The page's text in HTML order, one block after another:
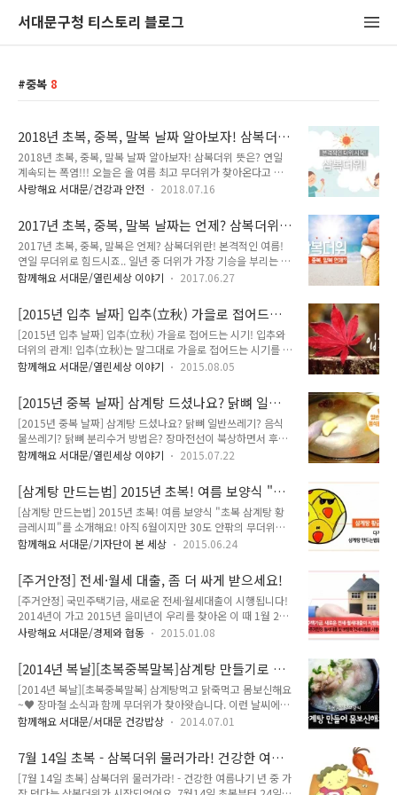
서대문구청 티스토리 블로그
중복 8
2018년 초복, 중복, 말복 날짜 알아보자! 삼복더
위 뜻은?
2018년 초복, 중복, 말복 날짜 알아보자! 삼복더위 뜻은? 연일
계속되는 폭염!!! 오늘은 올 여름 최고 무더위가 찾아온다고 합
니다. 서울 낮기온이 34℃로 올 여름 들어 가장 더운 날씨가 된
니다. 이렇게 일년 중 더위가 기승을 부리는 7월과 8월은 초복,
중복, 말복 즉 삼복(三伏)을 포함하고 있습니다. 2018년 초복,
중복, 말복 날짜는 언제 일까요? 삼복더위 뜻은 정확히 무엇을
말할까요? TONG지기와 함께 하나씩 알아봐요~^^ 2018년 초
복, 중복, 말복 날짜는? - 2018년 초복 : 2018. 7. 17.(화) -
(목) 초복은 24절..
사랑해요 서대문/건강과 안전 2018.07.16
2017년 초복, 중복, 말복 날짜는 언제? 삼복더위
란!
2017년 초복, 중복, 말복은 언제? 삼복더위란! 본격적인 여름!
연일 무더위로 힘드시죠.. 일년 중 더위가 가장 기승을 부리는 7
월과 8월은 초복, 중복, 말복 즉 삼복(三伏)을 포함하고 있는 달
에 접어들면 '열로 열을 다스린다'는 의미로 뜨거운 음식으로 여
름을 보내는 풍습이 있습니다. 더운데 왜 뜨거운 음식을 먹을까
요?? 오늘 TONG지기와 함께 삼복더위에 대해 자세히 알아봐요
~ ^^ 삼복더위란? 삼복은 음력 6월에서 7월 사이 절기로 초복,
중복, 말복으로 나눠집니다! 우리가 말하는 '복날'의 복(伏)자는
오다가 아직 여름철 더운 기운이 강렬하기 때문에 일어서지 못하
고 엎드려 복..
함께해요 서대문/열린세상 이야기 2017.06.27
[2015년 입추 날짜] 입추(立秋) 가을로 접어드는
시기! 입추와 더위의 관계!
[2015년 입추 날짜] 입추(立秋) 가을로 접어드는 시기! 입추와
더위의 관계! 입추(立秋)는 말그대로 가을로 접어드는 시기를 말
하는데요. 2015년 입추는 8월 8일 토요일이에요. 요즘같이 폭
의문 한번쯤 들어보셨죠? 지기와 함께 '입추'와 '더위'의 관계를
한번 알아볼까요~ '입추'란? 24절기 중 열세 번째 절기, 입추! 양
력으로는 8월 8일 무렵이고, 음력으로는 7월입니다. 태양의 황
경이 135도에 있을 때이다. 대서와 처서의 사이에 들어 있으며,
여름이 지나고 가을에 접어들었음을 알리는 절후입니다. 이날부
계는? 입추를 포함한 24절기는 주나라때 중국 화북지방을 기준
으..
함께해요 서대문/열린세상 이야기 2015.08.05
[2015년 중복 날짜] 삼계탕 드셨나요? 닭뼈 일반
쓰레기? 음식물쓰레기? 닭뼈 분리수거 방법은?
[2015년 중복 날짜] 삼계탕 드셨나요? 닭뼈 일반쓰레기? 음식
물쓰레기? 닭뼈 분리수거 방법은? 장마전선이 북상하면서 후덥
지근한 날씨가 이어지고 있답니다. 더위 참기 힘드시죠.. 초복을
기력 회복을 위해 많은 분들이 보양식을 찾고 있죠!! 그 중에서
가장 인기가 좋은 음식은 바로 '삼계탕' 일텐데요! 삼계탕 맛집으
로 소문난 곳은 몇십분씩 줄을 서서 대기하기도 하죠! 복날 우리
가 먹는 삼계탕~ 맛있게 먹고 나서 생기는 닭뼈! '음식물쓰레기'
일까요? '일반쓰레기' 일까요? 지기와 함께 닭뼈 분리수거 방법
여름중에 가장 더운 날씨를 크게 삼복더위라고 해요! 첫 번째 복
날을 초..
함께해요 서대문/열린세상 이야기 2015.07.22
[삼계탕 만드는법] 2015년 초복! 여름 보양식 "초
복 삼계탕 황금레시피"를 소개해요!
[삼계탕 만드는법] 2015년 초복! 여름 보양식 "초복 삼계탕 황
금레시피"를 소개해요! 아직 6월이지만 30도 안팎의 무더위가
계속 되는 요즘입니다. 지치고 힘들 때 원기회복할 수 있는 보양
입니다. 삼계탕은 원래 어리고 부드러운 닭으로 만든다 해서 '영
계백숙'이라고도 불렀습니다. 복날이 되면 찾게 되는 대표적인
보양식이지요. 올해는 7월 13일이 초복, 7월 23일이 중복, 8월
12일이 말복인데요, 복날이 아니더라도 요즘처럼 무덥고 지칠
때 꼭 필요한 영양이 가득해 찾게 되는 음식이지요. 그런데 삼계
셨나요? 각종 재료를 다 넣었는데 그 맛이 나지 않아 요리를 포
기하셨다면 여기를 ..
함께해요 서대문/기자단이 본 세상 2015.06.24
[주거안정] 전세·월세 대출, 좀 더 싸게 받으세요!
[주거안정] 국민주택기금, 새로운 전세·월세대출이 시행됩니다!
2014년이 가고 2015년 을미년이 우리를 찾아온 이 때 1월 2일
부터 낮은 금리의 월세·전세대출을 이용할 수 있게 되었습니다.
후속조치로 기존 근로자, 서민 전세자금 대출과 저소득가구 대출
을 통합한 '버팀목 전세대출'을 시행하고, 또 저소득층의 월세대
출을 지원하는 주거안정 월세대출을 실시합니다. | 주거안정 월
세대출 구분 주거안정 월세대출 세부조건 대상 ① 취업준비생 :
부모와 따로 거주하거나 독립하려고 하는 자 중 다음 조건을 모
로서 만 35세 이하 - 부모소득 3000만원 이하(기초생활수급권
자, 차상위계..
사랑해요 서대문/경제와 협동 2015.01.08
[2014년 복날][초복중복말복]삼계탕 만들기로 몸
보신해요 ~ ♥
[2014년 복날][초복중복말복] 삼계탕먹고 닭죽먹고 몸보신해요
~♥ 장마철 소식과 함께 무더위가 찾아왓습니다. 이런 날씨에는
몸보신 음식을 찾게 되시죠 다가오는 초복, 중복, 말복 보양음식
함께 몸보신해요 ~ 한국의 대표보양식 삼계탕! 땀을 많이 흘리는
여름철, 잃었던 입맛과 체내 부족한 기운을 돋워주는 음식으로
계삼탕이라고도 불리었으며 닭에 인삼, 대추, 마늘, 찹쌀을 채워
함께해요 서대문/서대문 건강밥상 2014.07.01
7월 14일 초복 - 삼복더위 물러가라! 건강한 여름
나기
[7월 14일 초복] 삼복더위 물러가라! - 건강한 여름나기 년 중 가